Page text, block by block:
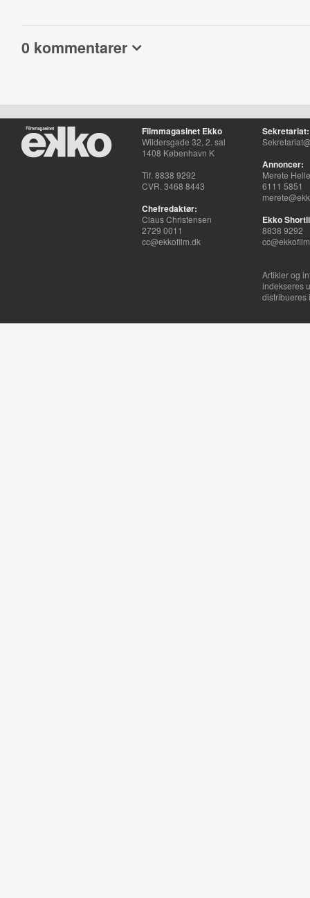
0 kommentarer
Filmmagasinet Ekko
Wildersgade 32, 2. sal
1408 København K
Tlf. 8838 9292
CVR. 3468 8443
Chefredaktør:
Claus Christensen
2729 0011
cc@ekkofilm.dk
Sekretariat:
Annoncer:
Merete
6111 5851
Ekko
8838 9292
Artikler og
indekseres
distribueres